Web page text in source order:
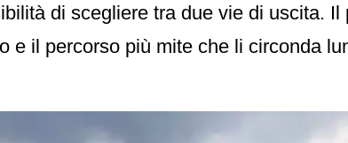
di scegliere tra due vie di uscita.
e il percorso più mite che li circonda